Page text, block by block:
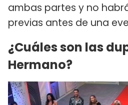
ambas partes y no
previas antes de una
¿Cuáles son las
Hermano?